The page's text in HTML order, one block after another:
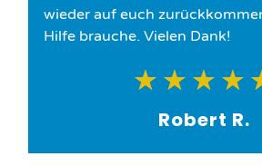
wieder auf euch
Hilfe brauche. Vielen Dank!
★ ★ ★ ★
Robert R.